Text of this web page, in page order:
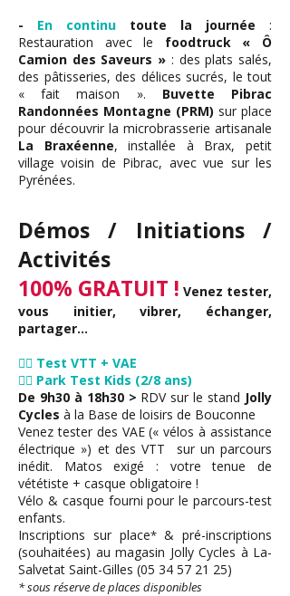
- En continu toute la journée :
Restauration avec le foodtruck « Ô
Camion des Saveurs » : des plats salés,
des pâtisseries, des délices sucrés, le tout
« fait maison ». Buvette Pibrac
Randonnées Montagne (PRM) sur place
pour découvrir la microbrasserie artisanale
La Braxéenne, installée à Brax, petit
village voisin de Pibrac, avec vue sur les
Pyrénées.
Démos / Initiations /
Activités
100% GRATUIT ! Venez tester,
vous initier, vibrer, échanger,
partager...
🚵‍♀ Test VTT + VAE
🚴‍♂ Park Test Kids (2/8 ans)
De 9h30 à 18h30 > RDV sur le stand Jolly
Cycles à la Base de loisirs de Bouconne
Venez tester des VAE (« vélos à assistance
électrique ») et des VTT sur un parcours
inédit. Matos exigé : votre tenue de
vététiste + casque obligatoire !
Vélo & casque fourni pour le parcours-test
enfants.
Inscriptions sur place*& pré-inscriptions
(souhaitées) au magasin Jolly Cycles à La-
Salvetat Saint-Gilles (05 34 57 21 25)
* sous réserve de places disponibles